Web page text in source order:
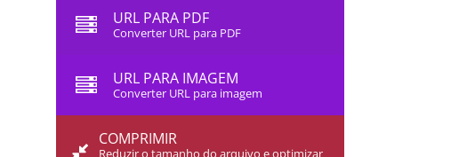
URL PARA PDF
Converter URL para PDF
URL PARA IMAGEM
Converter URL para imagem
COMPRIMIR
Reduzir o tamanho do arquivo e optimizar